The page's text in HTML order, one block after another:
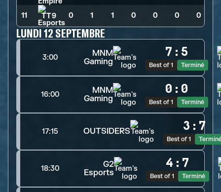
11 0 1 1 0 0 0 0
LUNDI 12 SEPTEMBRE
3:00
MNM
Gaming
7 : 5
Best of 1 Terminé
16:00
MNM
Gaming
0 : 0
Best of 1 Terminé
17:15 OUTSIDERS 3 : 7
Best of 1
18:30
G2
Esports
4 : 7
Best of 1 Terminé